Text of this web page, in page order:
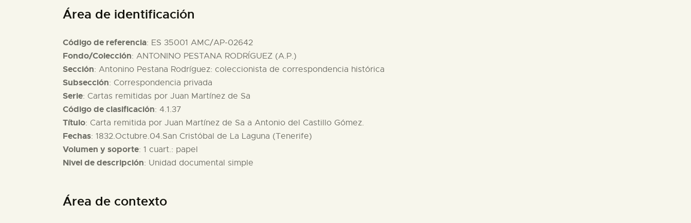
Área de identificación
Código de referencia: ES 35001 AMC/AP-02642
Fondo/Colección: ANTONINO PESTANA RODRÍGUEZ (A.P.)
Sección: Antonino Pestana Rodríguez: coleccionista de correspondencia histórica
Subsección: Correspondencia privada
Serie: Cartas remitidas por Juan Martínez de Sa
Código de clasificación: 4.1.37
Título: Carta remitida por Juan Martínez de Sa a Antonio del Castillo Gómez.
Fechas: 1832.Octubre.04.San Cristóbal de La Laguna (Tenerife)
Volumen y soporte: 1 cuart.: papel
Nivel de descripción: Unidad documental simple
Área de contexto